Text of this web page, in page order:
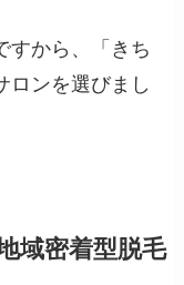
すから、「きち
ロンを選びまし
域密着型脱毛